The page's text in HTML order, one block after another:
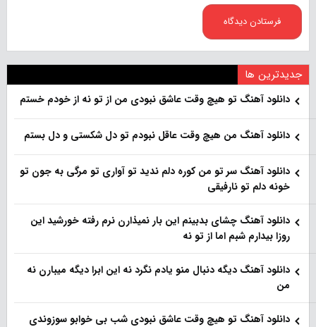
جدیدترین ها
دانلود آهنگ تو هیچ وقت عاشق نبودی من از تو نه از خودم خستم
دانلود آهنگ من هیچ وقت عاقل نبودم تو دل شکستی و دل بستم
دانلود آهنگ سر تو من کوره دلم ندید تو آواری تو مرگی به جون تو
خونه دلم تو نارفیقی
دانلود آهنگ چشای بدبینم این بار نمیذارن نرم رفته خورشید این
روزا بیدارم شبم اما از تو نه
دانلود آهنگ دیگه دنبال منو یادم نگرد نه این ابرا دیگه میبارن نه
من
دانلود آهنگ تو هیچ وقت عاشق نبودی شب بی خوابو سوزوندی